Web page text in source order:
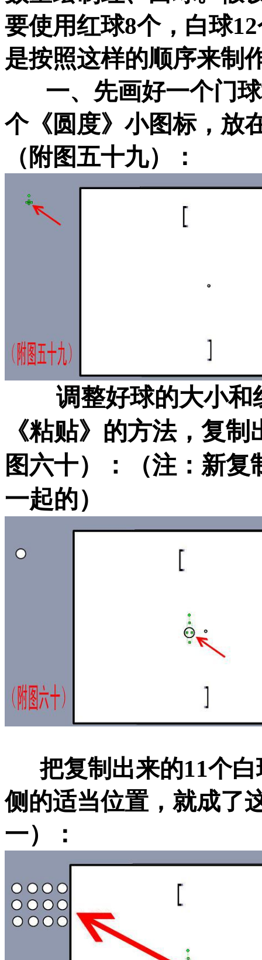
要使用红球8个，白球
是按照这样的顺序来制
一、先画好一个门球
个《圆度》小图标，放
（附图五十九）：
调整好球的大小和
《粘贴》的方法，复
图六十）：（注：新
一起的）
把复制出来的11个白
侧的适当位置，就成了
一）：